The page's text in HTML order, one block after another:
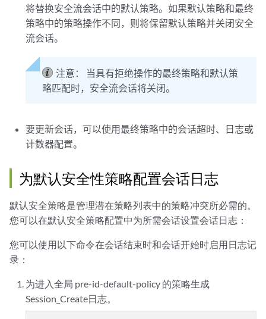
将替换安全流会话中的默认策略。如果默认策略和最终
策略中的策略操作不同，则将保留默认策略并关闭安全
流会话。
注意：
当具有拒绝操作的最终策略和默认策
略匹配时，安全流会话将关闭。
要更新会话，可以使用最终策略中的会话超时、日志或
计数器配置。
为默认安全性策略配置会话日志
默认安全策略是管理潜在策略列表中的策略冲突所必需的。
您可以在默认安全策略配置中为所需会话设置会话日志：
您可以使用以下命令在会话结束时和会话开始时启用日志记
录：
为进入全局 pre-id-default-policy 的策略生成
Session_Create日志。